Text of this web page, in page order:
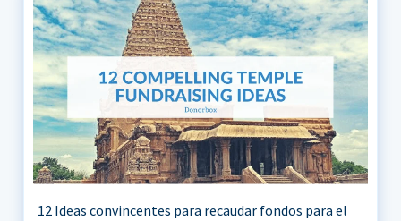
12 Ideas convincentes para recaudar fondos para el